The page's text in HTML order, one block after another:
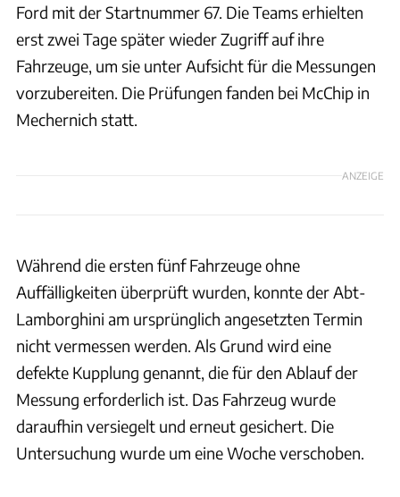
Ford mit der Startnummer 67. Die Teams erhielten
erst zwei Tage später wieder Zugriff auf ihre
Fahrzeuge, um sie unter Aufsicht für die Messungen
vorzubereiten. Die Prüfungen fanden bei McChip in
Mechernich statt.
ANZEIGE
Während die ersten fünf Fahrzeuge ohne
Auffälligkeiten überprüft wurden, konnte der Abt-
Lamborghini am ursprünglich angesetzten Termin
nicht vermessen werden. Als Grund wird eine
defekte Kupplung genannt, die für den Ablauf der
Messung erforderlich ist. Das Fahrzeug wurde
daraufhin versiegelt und erneut gesichert. Die
Untersuchung wurde um eine Woche verschoben.